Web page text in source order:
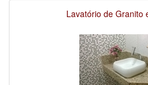
Lavatório de Granito